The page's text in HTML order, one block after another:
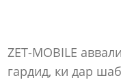
ZET-MOBILE
гардид, ки дар